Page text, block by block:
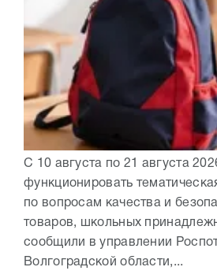
С 10 августа по 21 августа
функционировать
по вопросам качества и
товаров, школьных
сообщили в управлении
Волгоградской области,...